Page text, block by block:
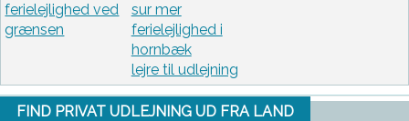
ferielejlighed ved
grænsen
sur mer
ferielejlighed i
hornbæk
lejre til udlejning
FIND PRIVAT UDLEJNING UD FRA LAND